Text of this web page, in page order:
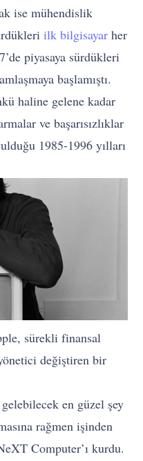
ise mühendislik
ilk bilgisayar her
piyasaya sürdükleri
başlamıştı.
haline gelene kadar
ve başarısızlıklar
1985-1996 yılları
sürekli finansal
değiştiren bir
gelebilecek en güzel şey
rağmen işinden
Computer’ı kurdu.